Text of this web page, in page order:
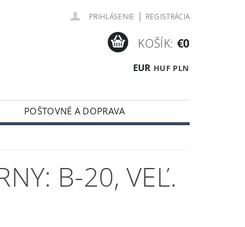
PRIHLÁSENIE | REGISTRÁCIA
EUR HUF PLN
KOŠÍK: €0
POŠTOVNÉ A DOPRAVA
B-20, VEĽ.